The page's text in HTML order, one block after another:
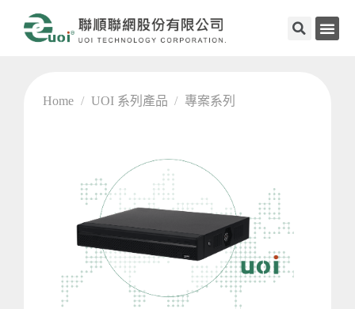
Home / UOI 系列產品 / 專案系列